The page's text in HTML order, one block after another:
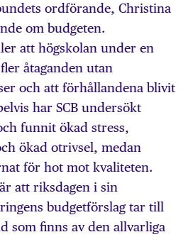
ordförande, Christina
om budgeten.
att högskolan under en
åtaganden utan
och att förhållandena blivit
har SCB undersökt
funnit ökad stress,
ökad otrivsel, medan
för hot mot kvaliteten.
att riksdagen i sin
budgetförslag tar till
som finns av den allvarliga